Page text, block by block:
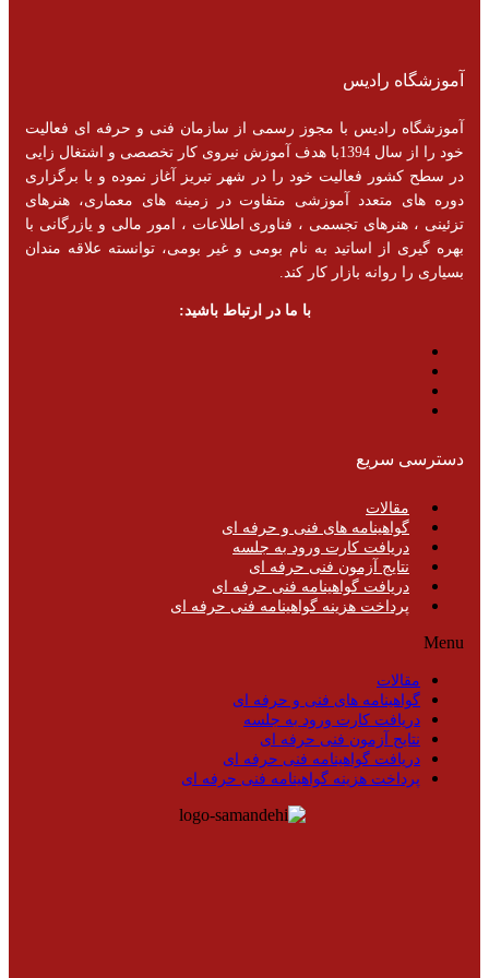
آموزشگاه رادیس
آموزشگاه رادیس با مجوز رسمی از سازمان فنی و حرفه ای فعالیت
خود را از سال 1394با هدف آموزش نیروی کار تخصصی و اشتغال زایی
در سطح کشور فعالیت خود را در شهر تبریز آغاز نموده و با برگزاری
دوره های متعدد آموزشی متفاوت در زمینه های معماری، هنرهای
تزئینی ، هنرهای تجسمی ، فناوری اطلاعات ، امور مالی و یازرگانی با
بهره گیری از اساتید به نام بومی و غیر بومی، توانسته علاقه مندان
بسیاری را روانه بازار کار کند.
با ما در ارتباط باشید:
دسترسی سریع
مقالات
گواهینامه های فنی و حرفه ای
دریافت کارت ورود به جلسه
نتایج آزمون فنی حرفه ای
دریافت گواهینامه فنی حرفه ای
پرداخت هزینه گواهینامه فنی حرفه ای
Menu
مقالات
گواهینامه های فنی و حرفه ای
دریافت کارت ورود به جلسه
نتایج آزمون فنی حرفه ای
دریافت گواهینامه فنی حرفه ای
پرداخت هزینه گواهینامه فنی حرفه ای